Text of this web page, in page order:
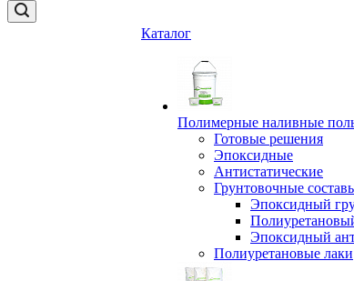
Каталог
Полимерные наливные
Готовые решения
Эпоксидные
Антистатические
Грунтовочные
Эпоксидный
Эпоксидный
Полиуретановые лаки